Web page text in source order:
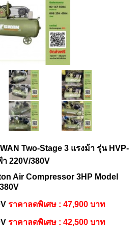
Two-Stage3 แรงม้ารุ่น HVP-
220V/380V
Air Compressor 3HP Model
ราคาลดพิเศษ : 47,900 บาท
ราคาลดพิเศษ : 42,500 บาท